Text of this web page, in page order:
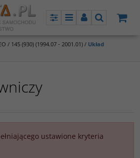
PanelMenuPanelSzukaj
/ 145 (930) (1994.07 - 2001.01) / Układ
ustawione kryteria